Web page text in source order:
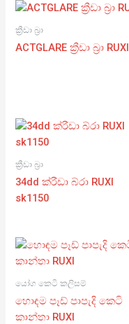
ක්‍රීඩා බ්‍රා
ACTGLARE ක්‍රීඩා බ්‍රා RUXI
ක්‍රීඩා බ්‍රා
34dd ක්රීඩා බ්රා RUXI
sk1150
යෝග කෙටි කලිසම්
හොඳම පෑඩ් පාපැදි කෙටි
කාන්තා RUXI